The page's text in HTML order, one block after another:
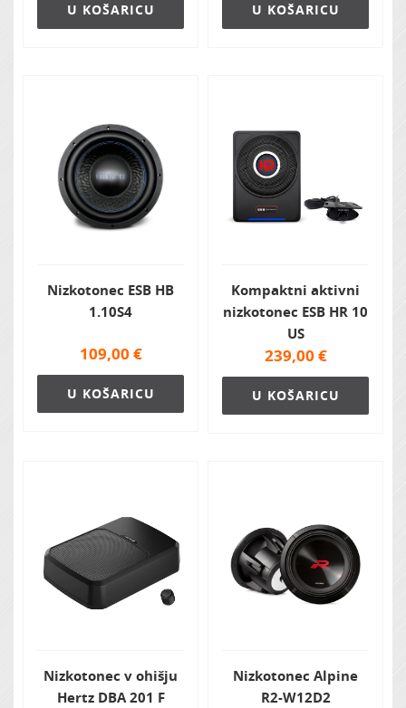
U KOŠARICU U KOŠARICU
Nizkotonec ESB HB
1.10S4
109,00 €
U KOŠARICU
Kompaktni aktivni
nizkotonec ESB HR 10
US
239,00 €
U KOŠARICU
Nizkotonec v ohišju
Hertz DBA 201 F
Nizkotonec Alpine
R2-W12D2